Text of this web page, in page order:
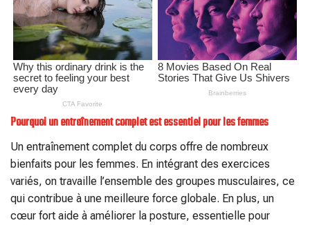
Pourquoi un entraînement complet est essentiel pour les femmes
Un entraînement complet du corps offre de nombreux
bienfaits pour les femmes. En intégrant des exercices
variés, on travaille l’ensemble des groupes musculaires, ce
qui contribue à une meilleure force globale. En plus, un
cœur fort aide à améliorer la posture, essentielle pour